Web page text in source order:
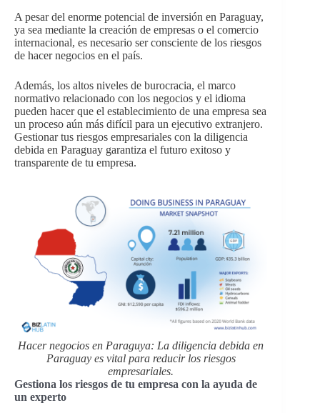
A pesar del enorme potencial de inversión en Paraguay,
ya sea mediante la creación de empresas o el comercio
internacional, es necesario ser consciente de los riesgos
de hacer negocios en el país.
Además, los altos niveles de burocracia, el marco
normativo relacionado con los negocios y el idioma
pueden hacer que el establecimiento de una empresa sea
un proceso aún más difícil para un ejecutivo extranjero.
Gestionar tus riesgos empresariales con la diligencia
debida en Paraguay garantiza el futuro exitoso y
transparente de tu empresa.
Hacer negocios en Paraguya: La diligencia debida en
Paraguay es vital para reducir los riesgos
empresariales.
Gestiona los riesgos de tu empresa con la ayuda de
un experto